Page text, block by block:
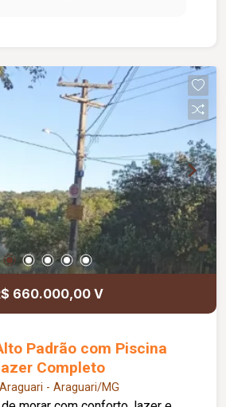
660.000,00 V
Padrão com Piscina
Completo
- Araguari/MG